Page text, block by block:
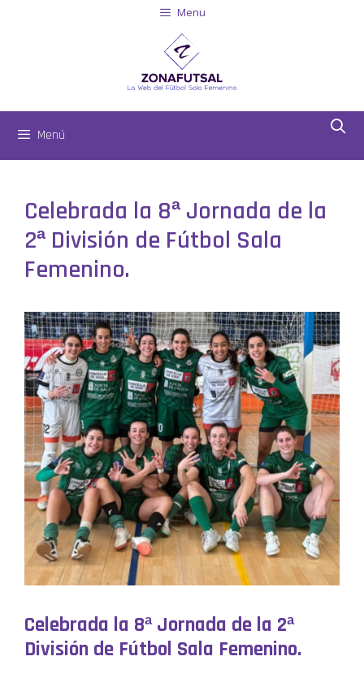
Menu
Menú
Celebrada la 8ª Jornada de la
2ª División de Fútbol Sala
Femenino.
Celebrada la 8ª Jornada de la 2ª
División de Fútbol Sala Femenino.